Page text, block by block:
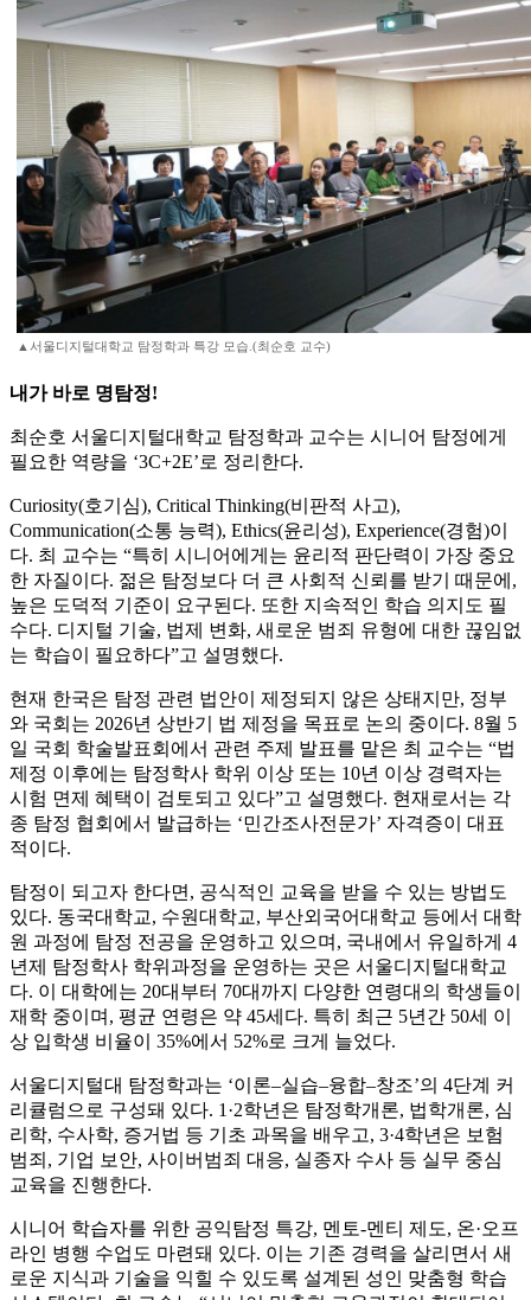
▲서울디지털대학교 탐정학과 특강 모습.(최순호 교수)
내가 바로 명탐정!
최순호 서울디지털대학교 탐정학과 교수는 시니어 탐정에게
필요한 역량을 ‘3C+2E’로 정리한다.
Curiosity(호기심), Critical Thinking(비판적 사고),
Communication(소통 능력), Ethics(윤리성), Experience(경험)이
다. 최 교수는 “특히 시니어에게는 윤리적 판단력이 가장 중요
한 자질이다. 젊은 탐정보다 더 큰 사회적 신뢰를 받기 때문에,
높은 도덕적 기준이 요구된다. 또한 지속적인 학습 의지도 필
수다. 디지털 기술, 법제 변화, 새로운 범죄 유형에 대한 끊임없
는 학습이 필요하다”고 설명했다.
현재 한국은 탐정 관련 법안이 제정되지 않은 상태지만, 정부
와 국회는 2026년 상반기 법 제정을 목표로 논의 중이다. 8월 5
일 국회 학술발표회에서 관련 주제 발표를 맡은 최 교수는 “법
제정 이후에는 탐정학사 학위 이상 또는 10년 이상 경력자는
시험 면제 혜택이 검토되고 있다”고 설명했다. 현재로서는 각
종 탐정 협회에서 발급하는 ‘민간조사전문가’ 자격증이 대표
적이다.
탐정이 되고자 한다면, 공식적인 교육을 받을 수 있는 방법도
있다. 동국대학교, 수원대학교, 부산외국어대학교 등에서 대학
원 과정에 탐정 전공을 운영하고 있으며, 국내에서 유일하게 4
년제 탐정학사 학위과정을 운영하는 곳은 서울디지털대학교
다. 이 대학에는 20대부터 70대까지 다양한 연령대의 학생들이
재학 중이며, 평균 연령은 약 45세다. 특히 최근 5년간 50세 이
상 입학생 비율이 35%에서 52%로 크게 늘었다.
서울디지털대 탐정학과는 ‘이론–실습–융합–창조’의 4단계 커
리큘럼으로 구성돼 있다. 1·2학년은 탐정학개론, 법학개론, 심
리학, 수사학, 증거법 등 기초 과목을 배우고, 3·4학년은 보험
범죄, 기업 보안, 사이버범죄 대응, 실종자 수사 등 실무 중심
교육을 진행한다.
시니어 학습자를 위한 공익탐정 특강, 멘토-멘티 제도, 온·오프
라인 병행 수업도 마련돼 있다. 이는 기존 경력을 살리면서 새
로운 지식과 기술을 익힐 수 있도록 설계된 성인 맞춤형 학습